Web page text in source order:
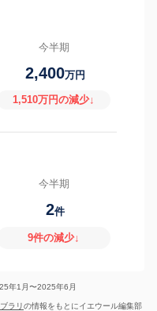
今半期
2,400万円
1,510万円の減少↓
今半期
2件
9件の減少↓
年1月〜2025年6月
ラリの情報をもとにイエウール編集部